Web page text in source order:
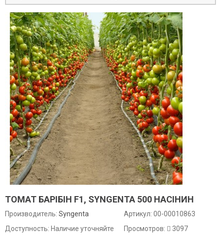
ТОМАТ БАРІБІН F1, SYNGENTA 500 НАСІНИН
Производитель: Syngenta
Доступность: Наличие уточняйте
Артикул: 00-00010863
Просмотров:
3097